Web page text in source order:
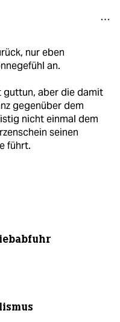
nur eben
an.
guttun, aber die damit
gegenüber dem
nicht einmal dem
seinen
führt.